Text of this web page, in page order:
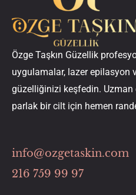
Özge Taşkın Güzellik
uygulamalar, lazer epilasyon
güzelliğinizi keşfedin. Uzman
parlak bir cilt için hemen
info@ozgetaskin.com
216 759 99 97